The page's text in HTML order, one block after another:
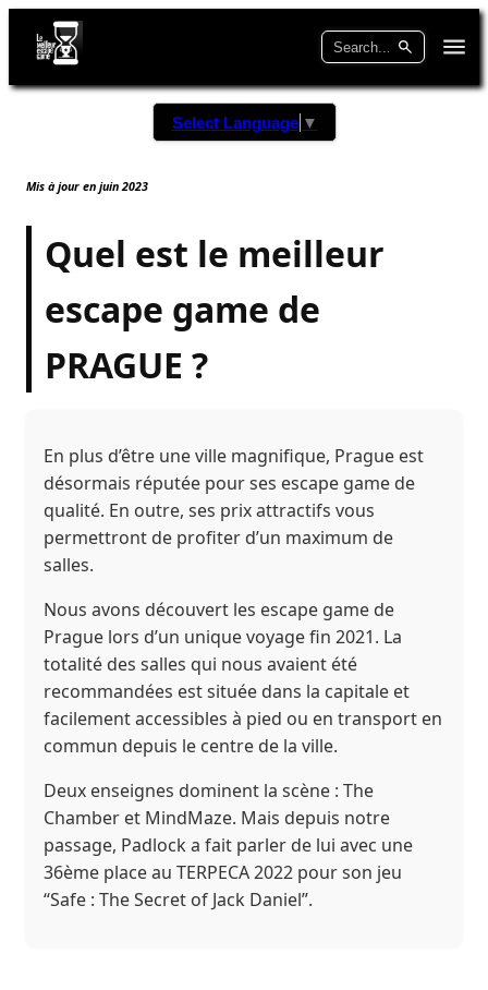
Select Language ▼
Mis à jour en juin 2023
Quel est le meilleur
escape game de
PRAGUE ?
En plus d’être une ville magnifique, Prague est
désormais réputée pour ses escape game de
qualité. En outre, ses prix attractifs vous
permettront de profiter d’un maximum de
salles.
Nous avons découvert les escape game de
Prague lors d’un unique voyage fin 2021. La
totalité des salles qui nous avaient été
recommandées est située dans la capitale et
facilement accessibles à pied ou en transport en
commun depuis le centre de la ville.
Deux enseignes dominent la scène : The
Chamber et MindMaze. Mais depuis notre
passage, Padlock a fait parler de lui avec une
36ème place au TERPECA 2022 pour son jeu
“Safe : The Secret of Jack Daniel”.